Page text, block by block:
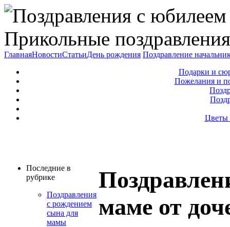
Прикольные
ГлавнаяНовостиСтатьиДень рождения Поздравление
Подарки и
Пожелания и
Цветы
Последние в
рубрике
Поздравления
с рождением
сына для
мамы
маме от